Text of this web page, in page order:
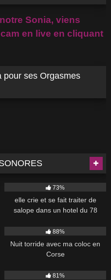
Sonia, viens
en live en cliquant
pour ses Orgasmes
73%
elle crie et se fait traiter de
salope dans un hotel du 78
88%
Nuit torride avec ma coloc en
Corse
81%